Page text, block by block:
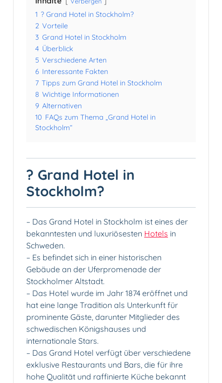
1 ? Grand Hotel in Stockholm?
2 Vorteile
3 Grand Hotel in Stockholm
4 Überblick
5 Verschiedene Arten
6 Interessante Fakten
7 Tipps zum Grand Hotel in Stockholm
8 Wichtige Informationen
9 Alternativen
10 FAQs zum Thema „Grand Hotel in
Stockholm“
? Grand Hotel in
Stockholm?
– Das Grand Hotel in Stockholm ist eines der
bekanntesten und luxuriösesten Hotels in
Schweden.
– Es befindet sich in einer historischen
Gebäude an der Uferpromenade der
Stockholmer Altstadt.
– Das Hotel wurde im Jahr 1874 eröffnet und
hat eine lange Tradition als Unterkunft für
prominente Gäste, darunter Mitglieder des
schwedischen Königshauses und
internationale Stars.
– Das Grand Hotel verfügt über verschiedene
exklusive Restaurants und Bars, die für ihre
hohe Qualität und raffinierte Küche bekannt